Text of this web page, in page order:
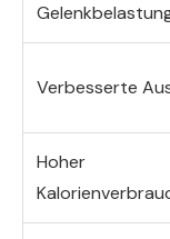
Verbesserte
Hoher